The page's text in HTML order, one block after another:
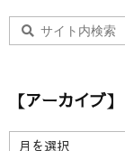
【アーカイブ】